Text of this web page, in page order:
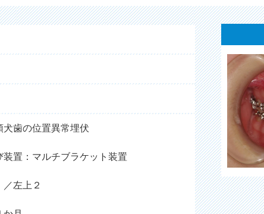
犬歯の位置異常埋伏
装置：マルチブラケット装置
左上２